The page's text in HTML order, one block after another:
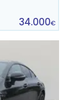
34.000€